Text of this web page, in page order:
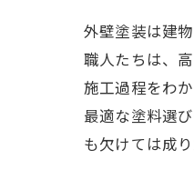
外壁塗装は建
職人たちは、
施工過程をわ
最適な塗料選
も欠けては成